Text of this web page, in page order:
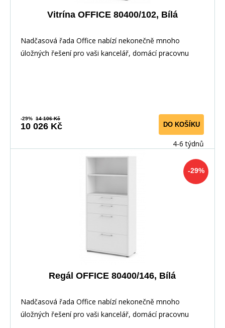
Vitrína OFFICE 80400/102, Bílá
Nadčasová řada Office nabízí nekonečně mnoho
úložných řešení pro vaši kancelář, domácí pracovnu
-29% 14 106 Kč
10 026 Kč DO KOŠÍKU
4-6 týdnů
-29%
Regál OFFICE 80400/146, Bílá
Nadčasová řada Office nabízí nekonečně mnoho
úložných řešení pro vaši kancelář, domácí pracovnu